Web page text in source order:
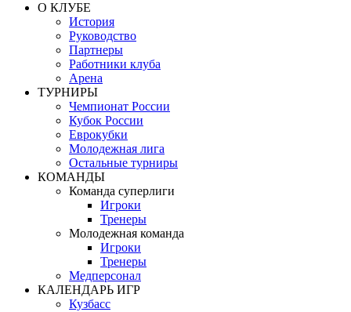
О КЛУБЕ
История
Руководство
Партнеры
Работники клуба
Арена
ТУРНИРЫ
Чемпионат России
Кубок России
Еврокубки
Молодежная лига
Остальные турниры
КОМАНДЫ
Команда суперлиги
Игроки
Тренеры
Молодежная команда
Игроки
Тренеры
Медперсонал
КАЛЕНДАРЬ ИГР
Кузбасс